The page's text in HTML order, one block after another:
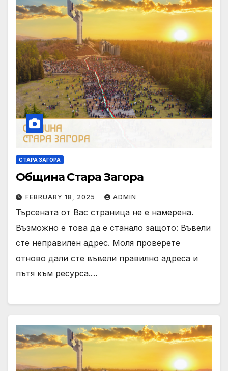
СТАРА ЗАГОРА
Община Стара Загора
FEBRUARY 18, 2025 ADMIN
Търсената от Вас страница не е намерена.
Възможно е това да е станало защото: Въвели
сте неправилен адрес. Моля проверете
отново дали сте въвели правилно адреса и
пътя към ресурса.…